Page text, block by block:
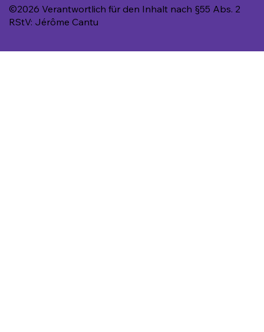
©2026 Verantwortlich für den Inhalt nach §55 Abs. 2
RStV: Jérôme Cantu